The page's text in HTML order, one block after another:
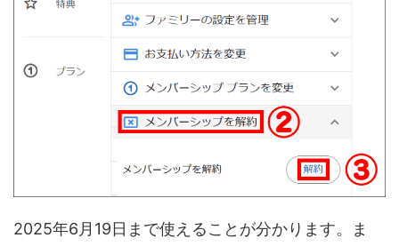
2025年6月19日まで使えることが分かります。ま